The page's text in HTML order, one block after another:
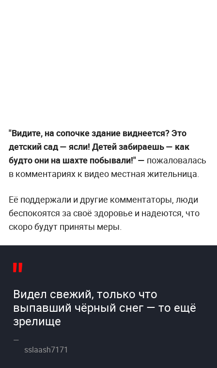
"Видите, на сопочке здание виднеется? Это
детский сад — ясли! Детей забираешь — как
будто они на шахте побывали!" — пожаловалась
в комментариях к видео местная жительница.
Её поддержали и другие комментаторы, люди
беспокоятся за своё здоровье и надеются, что
скоро будут приняты меры.
Видел свежий, только что
выпавший чёрный снег — то ещё
зрелище
sslaash7171